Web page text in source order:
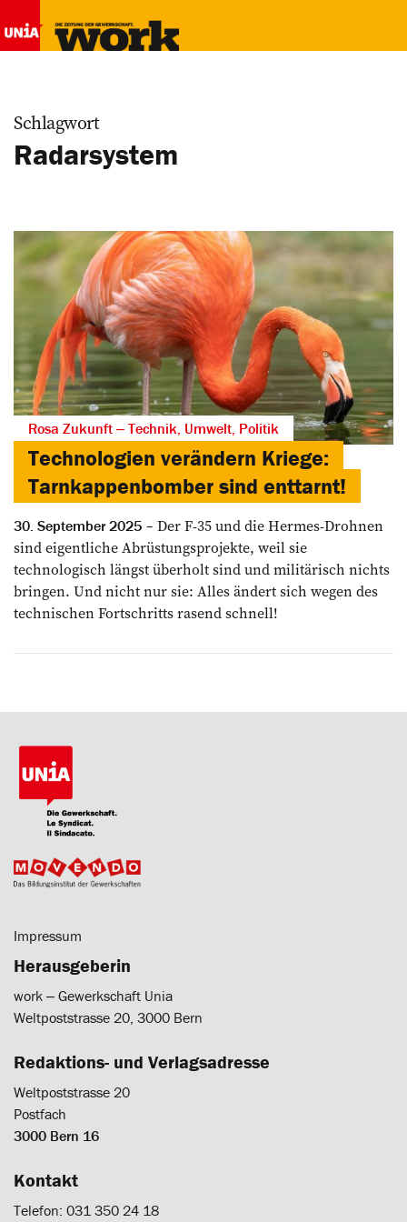
Schlagwort
Radarsystem
Rosa Zukunft ‒ Technik, Umwelt, Politik
Technologien verändern Kriege:
Tarnkappenbomber sind enttarnt!
30. September 2025
Der F-35 und die Hermes-Drohnen
sind eigentliche Abrüstungsprojekte, weil sie
technologisch längst überholt sind und militärisch nichts
bringen. Und nicht nur sie: Alles ändert sich wegen des
technischen Fortschritts rasend schnell!
Impressum
Herausgeberin
work ‒ Gewerkschaft Unia
Weltpoststrasse 20, 3000 Bern
Redaktions- und Verlagsadresse
Weltpoststrasse 20
Postfach
3000 Bern 16
Kontakt
Telefon: 031 350 24 18